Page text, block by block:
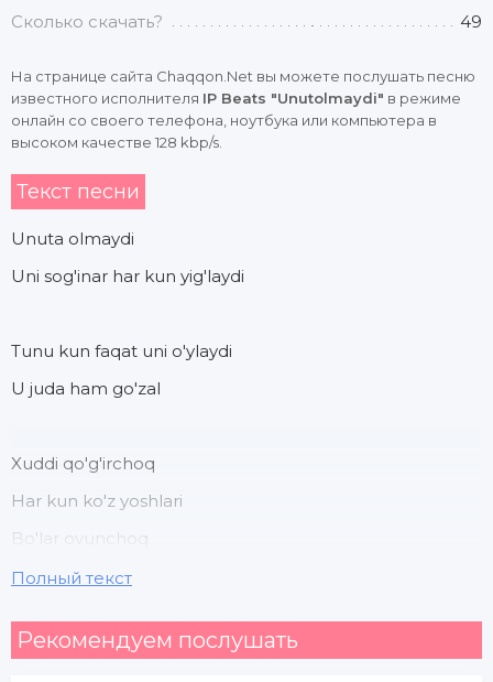
Сколько скачать? 49
На странице сайта Chaqqon.Net вы можете послушать песню
известного исполнителя IP Beats "Unutolmaydi" в режиме
онлайн со своего телефона, ноутбука или компьютера в
высоком качестве 128 kbp/s.
Текст песни
Unuta olmaydi
Uni sog'inar har kun yig'laydi
Tunu kun faqat uni o'ylaydi
U juda ham go'zal
Xuddi qo'g'irchoq
Har kun ko'z yoshlari
Bo'lar ovunchoq
Go'yo munchoq
Полный текст
Рекомендуем послушать